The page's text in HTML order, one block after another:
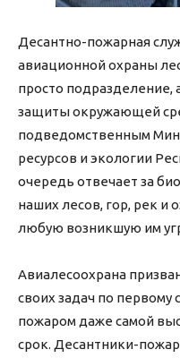
Десантно-пожарная
авиационной охраны
просто
защиты окружающей
подведомственным
ресурсов и экологии
очередь отвечает за
наших лесов, гор, рек и
любую возникшую им
Авиалесоохрана
своих задач по первому
пожаром даже самой
срок. Десантники-